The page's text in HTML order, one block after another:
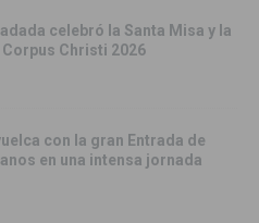
celebró la Santa Misa y la
Christi 2026
con la gran Entrada de
en una intensa jornada